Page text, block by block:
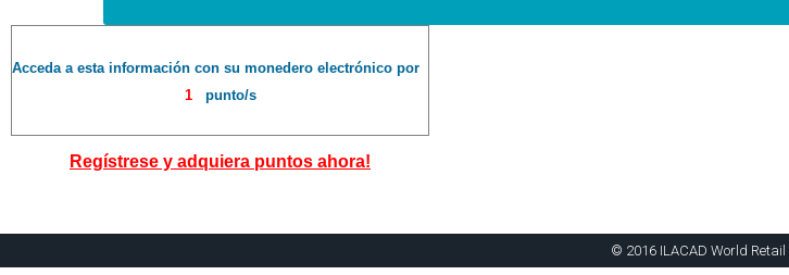
Acceda a esta información con su monedero electrónico por
1
punto/s
Regístrese y adquiera puntos ahora!
© 2016 ILACAD World Retail